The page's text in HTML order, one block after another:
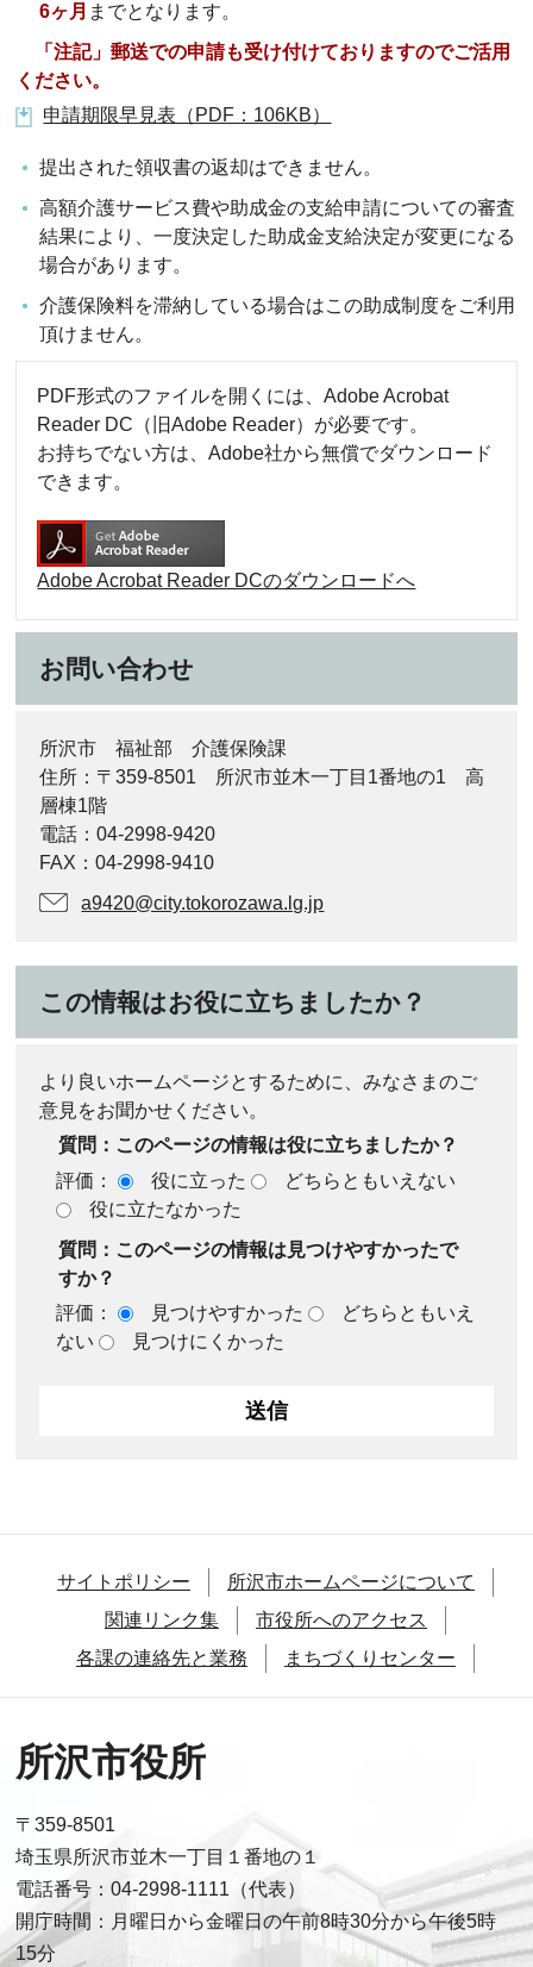
6ヶ月 までとなります。
「注記」郵送での申請も受け付けておりますのでご活用
ください。
申請期限早見表（PDF：106KB）
提出された領収書の返却はできません。
高額介護サービス費や助成金の支給申請についての審査
結果により、一度決定した助成金支給決定が変更になる
場合があります。
介護保険料を滞納している場合はこの助成制度をご利用
頂けません。
PDF形式のファイルを開くには、Adobe Acrobat
Reader DC（旧Adobe Reader）が必要です。
お持ちでない方は、Adobe社から無償でダウンロード
できます。
Adobe Acrobat Reader DCのダウンロードへ
お問い合わせ
所沢市 福祉部 介護保険課
住所：〒359-8501 所沢市並木一丁目1番地の1 高
層棟1階
電話：04-2998-9420
FAX：04-2998-9410
a9420@city.tokorozawa.lg.jp
この情報はお役に立ちましたか？
より良いホームページとするために、みなさまのご
意見をお聞かせください。
質問：このページの情報は役に立ちましたか？
評価：
役に立った
どちらともいえない
役に立たなかった
質問：このページの情報は見つけやすかったで
すか？
評価：
見つけやすかった
どちらともいえ
ない
見つけにくかった
サイトポリシー
所沢市ホームページについて
関連リンク集
市役所へのアクセス
各課の連絡先と業務
まちづくりセンター
所沢市役所
〒359-8501
埼玉県所沢市並木一丁目１番地の１
電話番号：04-2998-1111（代表）
開庁時間：月曜日から金曜日の午前8時30分から午後5時
15分